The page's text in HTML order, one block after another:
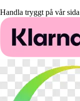
Handla tryggt på vår sida